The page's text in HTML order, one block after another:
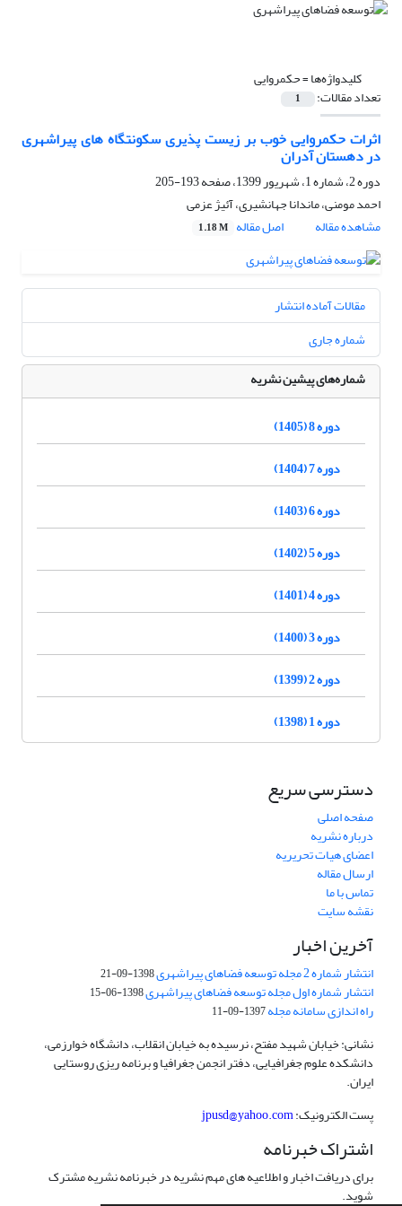
کلیدواژه‌ها =حکمروایی
تعداد مقالات: 1
اثرات حکمروایی خوب بر زیست پذیری سکونتگاه های پیراشهری
در دهستان آدران
دوره 2، شماره 1، شهریور 1399، صفحه
193-205
احمد مومنی، ماندانا جهانشیری، آئیژ عزمی
مشاهده مقاله
اصل مقاله 1.18 M
مقالات آماده انتشار
شماره جاری
شماره‌های پیشین نشریه
دوره 8 (1405)
دوره 7 (1404)
دوره 6 (1403)
دوره 5 (1402)
دوره 4 (1401)
دوره 3 (1400)
دوره 2 (1399)
دوره 1 (1398)
دسترسی سریع
صفحه اصلی
درباره نشریه
اعضای هیات تحریریه
ارسال مقاله
تماس با ما
نقشه سایت
آخرین اخبار
انتشار شماره 2 مجله توسعه فضاهای پیراشهری 1398-09-21
انتشار شماره اول مجله توسعه فضاهای پیراشهری1398-06-15
راه اندازی سامانه مجله1397-09-11
نشانی: خیابان شهید مفتح، نرسیده به خیابان انقلاب، دانشگاه خوارزمی،
دانشکده علوم جغرافیایی، دفتر انجمن جغرافیا و برنامه ریزی روستایی
ایران.
پست الکترونیک:jpusd@yahoo.com
اشتراک خبرنامه
برای دریافت اخبار و اطلاعیه های مهم نشریه در خبرنامه نشریه مشترک
شوید.